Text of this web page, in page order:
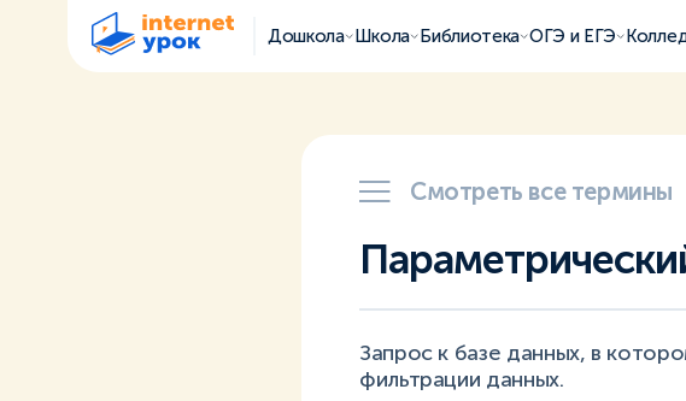
Дошкола Школа Библиотека ОГЭ и ЕГЭ
Смотреть все термины
Запрос к базе данных, в
фильтрации данных.